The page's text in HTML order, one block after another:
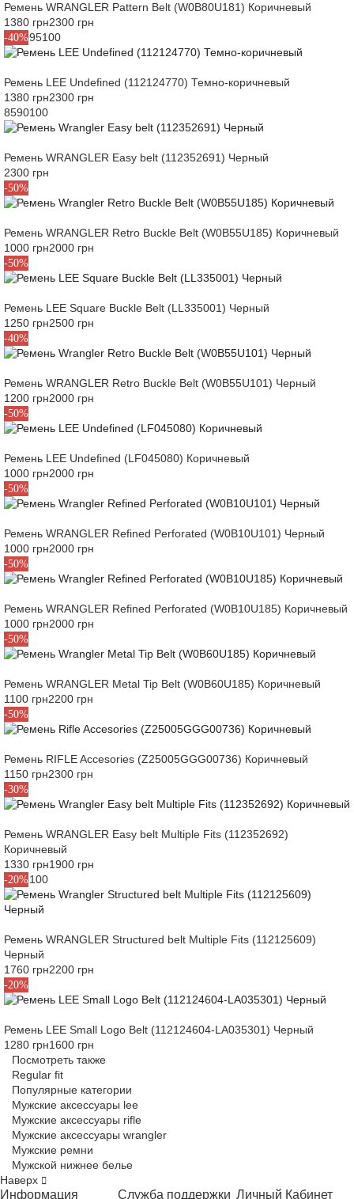
Ремень WRANGLER Pattern Belt (W0B80U181) Коричневый
1380 грн2300 грн
-40%
859095100
Ремень LEE Undefined (112124770) Темно-коричневый
1380 грн2300 грн
8590100
Ремень WRANGLER Easy belt (112352691) Черный
2300 грн
-50%
85
Ремень WRANGLER Retro Buckle Belt (W0B55U185) Коричневый
1000 грн2000 грн
-50%
95
Ремень LEE Square Buckle Belt (LL335001) Черный
1250 грн2500 грн
-40%
85
Ремень WRANGLER Retro Buckle Belt (W0B55U101) Черный
1200 грн2000 грн
-50%
85
Ремень LEE Undefined (LF045080) Коричневый
1000 грн2000 грн
-50%
100
Ремень WRANGLER Refined Perforated (W0B10U101) Черный
1000 грн2000 грн
-50%
85
Ремень WRANGLER Refined Perforated (W0B10U185) Коричневый
1000 грн2000 грн
-50%
85
Ремень WRANGLER Metal Tip Belt (W0B60U185) Коричневый
1100 грн2200 грн
-50%
XS
Ремень RIFLE Accesories (Z25005GGG00736) Коричневый
1150 грн2300 грн
-30%
90
Ремень WRANGLER Easy belt Multiple Fits (112352692)
Коричневый
1330 грн1900 грн
-20%
9095100
Ремень WRANGLER Structured belt Multiple Fits (112125609)
Черный
1760 грн2200 грн
-20%
85
Ремень LEE Small Logo Belt (112124604-LA035301) Черный
1280 грн1600 грн
Посмотреть также
Regular fit
Популярные категории
Мужские аксессуары lee
Мужские аксессуары rifle
Мужские аксессуары wrangler
Мужские ремни
Мужской нижнее белье
Наверх
Информация Служба поддержки Личный Кабинет